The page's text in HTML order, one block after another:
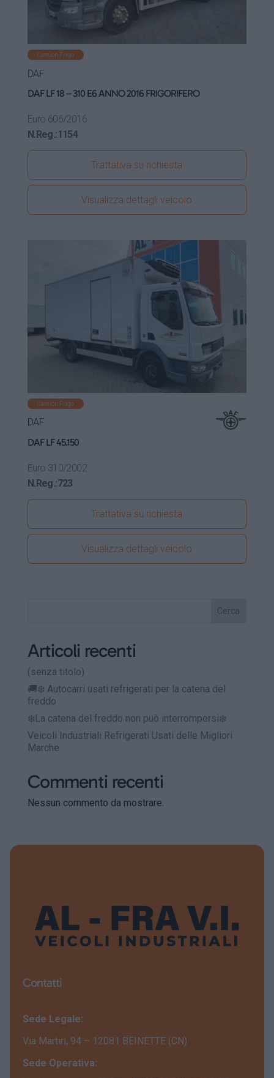
Camion Frigo
DAF
DAF LF 18 – 310 E6 ANNO 2016 FRIGORIFERO
Euro 606/2016
N.Reg.:1154
Trattativa su richiesta
Visualizza dettagli veicolo
Camion Frigo
DAF
DAF LF 45.150
Euro 310/2002
N.Reg.:723
Trattativa su richiesta
Visualizza dettagli veicolo
Cerca
Articoli recenti
(senza titolo)
🚚❄️ Autocarri usati refrigerati per la catena del
freddo
❄️La catena del freddo non può interrompersi❄️
Veicoli Industriali Refrigerati Usati delle Migliori
Marche
Commenti recenti
Nessun commento da mostrare.
Contatti
Sede Legale:
Via Martiri, 94 – 12081 BEINETTE (CN)
Sede Operativa: